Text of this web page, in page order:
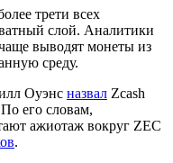
трети всех
слой. Аналитики
выводят монеты из
среду.
Оуэнс назвал Zcash
его словам,
ажиотаж вокруг ZEC
.